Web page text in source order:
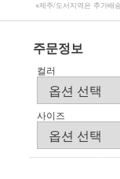
※제주/도서지역은 추가배
주문정보
컬러
사이즈